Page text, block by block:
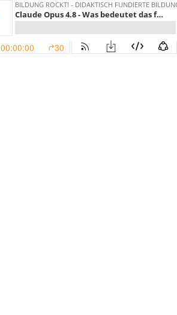
BILDUNG ROCKT! - DIDAKTISCH FUNDIERTE
Claude Opus 4.8 - Was bedeutet das für Trainer, Berater und Coaches?
00:00:00 30